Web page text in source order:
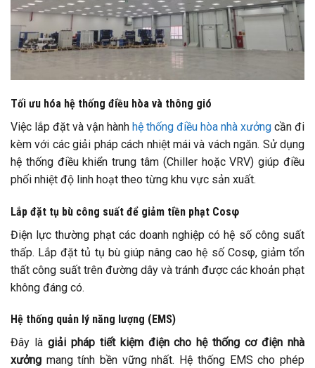
Tối ưu hóa hệ thống điều hòa và thông gió
Việc lắp đặt và vận hành hệ thống điều hòa nhà xưởng cần đi
kèm với các giải pháp cách nhiệt mái và vách ngăn. Sử dụng
hệ thống điều khiển trung tâm (Chiller hoặc VRV) giúp điều
phối nhiệt độ linh hoạt theo từng khu vực sản xuất.
Lắp đặt tụ bù công suất để giảm tiền phạt Cosφ
Điện lực thường phạt các doanh nghiệp có hệ số công suất
thấp. Lắp đặt tủ tụ bù giúp nâng cao hệ số Cosφ, giảm tổn
thất công suất trên đường dây và tránh được các khoản phạt
không đáng có.
Hệ thống quản lý năng lượng (EMS)
Đây là giải pháp tiết kiệm điện cho hệ thống cơ điện nhà
xưởng mang tính bền vững nhất. Hệ thống EMS cho phép